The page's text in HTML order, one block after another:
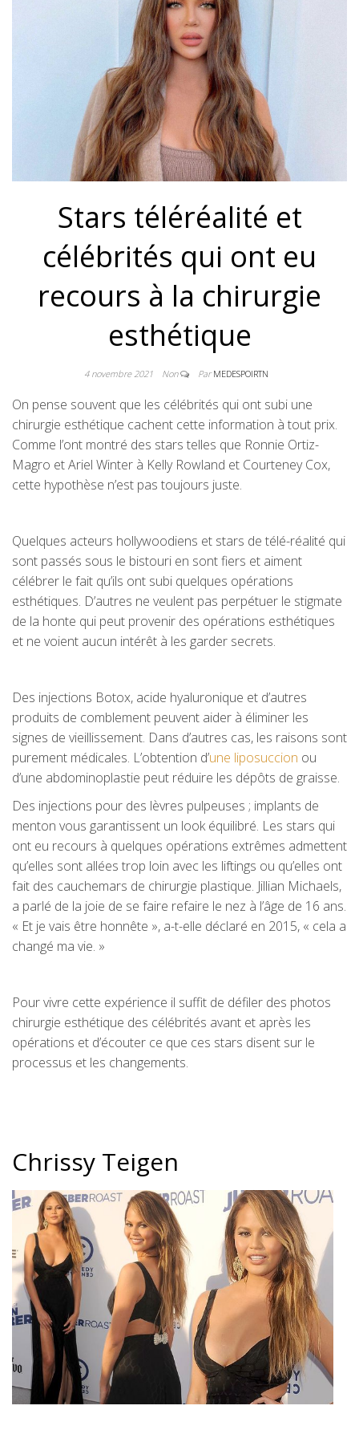
Stars téléréalité et
célébrités qui ont eu
recours à la chirurgie
esthétique
4 novembre 2021 Non ParMEDESPOIRTN
On pense souvent que les célébrités qui ont subi une
chirurgie esthétique cachent cette information à tout prix.
Comme l’ont montré des stars telles que Ronnie Ortiz-
Magro et Ariel Winter à Kelly Rowland et Courteney Cox,
cette hypothèse n’est pas toujours juste.
Quelques acteurs hollywoodiens et stars de télé-réalité qui
sont passés sous le bistouri en sont fiers et aiment
célébrer le fait qu’ils ont subi quelques opérations
esthétiques. D’autres ne veulent pas perpétuer le stigmate
de la honte qui peut provenir des opérations esthétiques
et ne voient aucun intérêt à les garder secrets.
Des injections Botox, acide hyaluronique et d’autres
produits de comblement peuvent aider à éliminer les
signes de vieillissement. Dans d’autres cas, les raisons sont
purement médicales. L’obtention d’une liposuccion ou
d’une abdominoplastie peut réduire les dépôts de graisse.
Des injections pour des lèvres pulpeuses ; implants de
menton vous garantissent un look équilibré. Les stars qui
ont eu recours à quelques opérations extrêmes admettent
qu’elles sont allées trop loin avec les liftings ou qu’elles ont
fait des cauchemars de chirurgie plastique. Jillian Michaels,
a parlé de la joie de se faire refaire le nez à l’âge de 16 ans.
« Et je vais être honnête », a-t-elle déclaré en 2015, « cela a
changé ma vie. »
Pour vivre cette expérience il suffit de défiler des photos
chirurgie esthétique des célébrités avant et après les
opérations et d’écouter ce que ces stars disent sur le
processus et les changements.
Chrissy Teigen